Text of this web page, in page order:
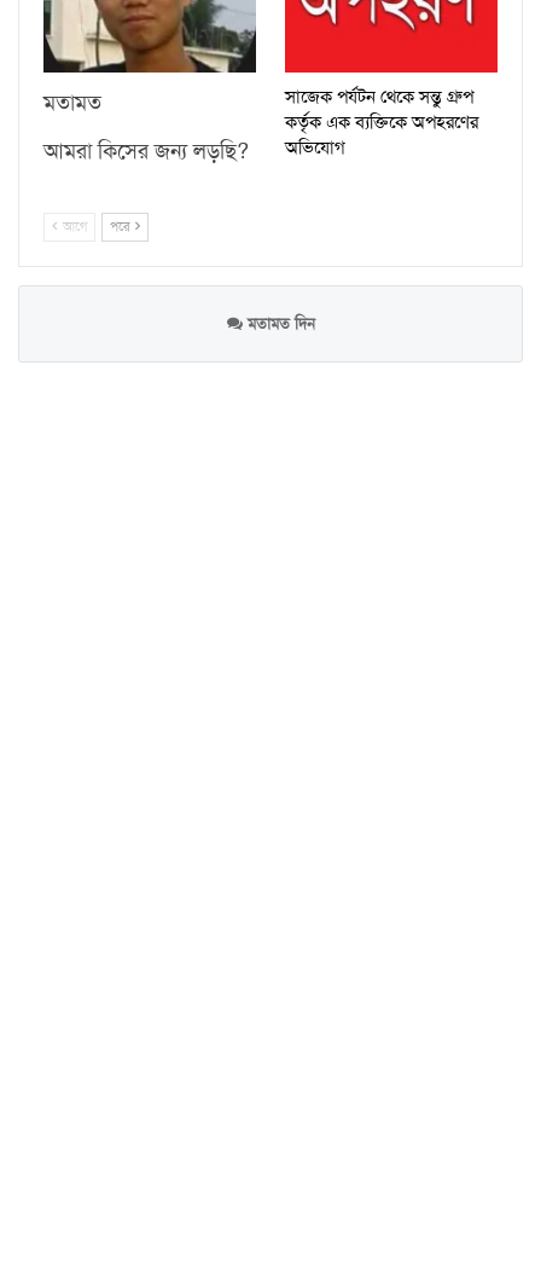
মতামত
আমরা কিসের জন্য লড়ছি?
সাজেক পর্যটন থেকে সন্তু গ্রুপ
কর্তৃক এক ব্যক্তিকে অপহরণের
অভিযোগ
আগে পরে
মতামত দিন